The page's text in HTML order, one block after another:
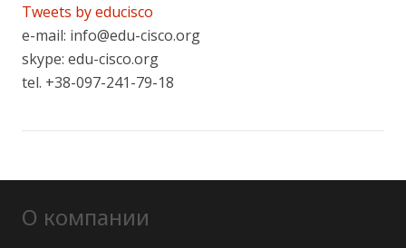
Tweets by educisco
e-mail: info@edu-cisco.org
skype: edu-cisco.org
tel. +38-097-241-79-18
О компании